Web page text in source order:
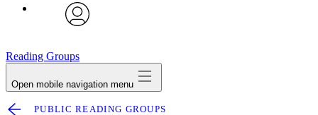
Reading Groups
Open mobile navigation menu
PUBLIC READING GROUPS